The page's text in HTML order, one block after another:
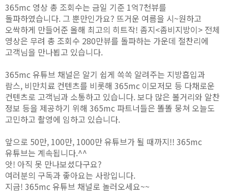
365mc 영상 총 조회수는 금일 기준 1억7천뷰를
돌파하였습니다. 그 뿐만인가요? 뜨거운 여름을 시~원하고
오싹하게 만들어준 올해 최고의 히트작! 좀지<좀비지방이> 전체
영상은 무려 총 조회수 280만뷰를 돌파하는 가운데 절찬리에
고객님을 만나뵙고 있습니다.
365mc 유튜브 채널은 알기 쉽게 쏙쏙 알려주는 지방흡입과
람스, 비만치료 컨텐츠를 비롯해 365mc 이모저모 등 다채로운
컨텐츠로 고객님과 소통하고 있습니다. 보다 많은 볼거리와 알찬
정보 등을 제공하기 위해 365mc 파트너들은 똘똘 뭉쳐 오늘도
고민하고 촬영에 임하고 있습니다.
앞으로 50만, 100만, 1000만 유튜브가 될 때까지!! 365mc
유튜브는 계속됩니다.^^
앗! 아직 못 만나보셨다구요?
여러분의 구독과 좋아요는 사랑입니다.
지금! 365mc 유튜브 채널로 놀러오세요~~